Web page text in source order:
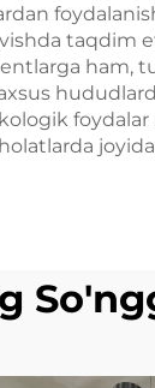
taqdim
ham,